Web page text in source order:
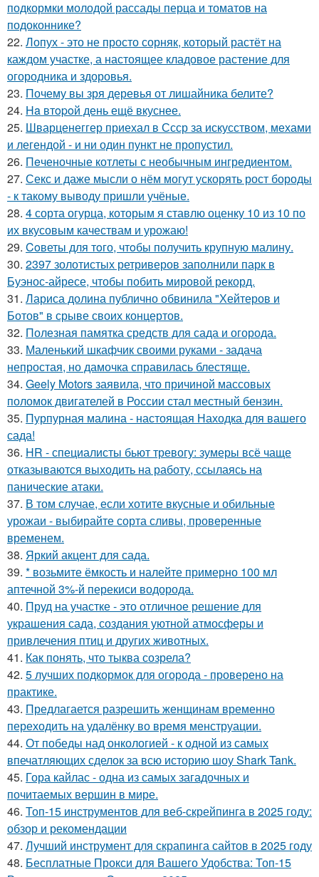
подкормки молодой рассады перца и томатов на
подоконнике?
22. Лопух - это не просто сорняк, который растёт на
каждом участке, а настоящее кладовое растение для
огородника и здоровья.
23. Почему вы зря деревья от лишайника белите?
24. Ha втopoй день ещё вкуснее.
25. Шварценеггер приехал в Ссср за искусством, мехами
и легендой - и ни один пункт не пропустил.
26. Пeченочные котлеты с необычным ингредиентом.
27. Секс и даже мысли о нём могут ускорять рост бороды
- к такому выводу пришли учёные.
28. 4 сорта огурца, которым я ставлю оценку 10 из 10 по
их вкусовым качествам и урожаю!
29. Coветы для тoго, чтoбы получить крупную малину.
30. 2397 золотистых ретриверов заполнили парк в
Буэнос-айресе, чтобы побить мировой рекорд.
31. Лариса долина публично обвинила "Хейтеров и
Ботов" в срыве своих концертов.
32. Полезная памятка средств для сада и огорода.
33. Маленький шкафчик своими руками - задача
непростая, но дамочка справилась блестяще.
34. Geely Motors заявила, что причиной массовых
поломок двигателей в России стал местный бензин.
35. Пурпурная малина - настоящая Находка для вашего
сада!
36. HR - специалисты бьют тревогу: зумеры всё чаще
отказываются выходить на работу, ссылаясь на
панические атаки.
37. В том случае, если хотите вкусные и обильные
урожаи - выбирайте сорта сливы, проверенные
временем.
38. Яркий акцент для сада.
39. * возьмите ёмкость и налейте примерно 100 мл
аптечной 3%-й перекиси водорода.
40. Пруд на участке - это отличное решение для
украшения сада, создания уютной атмосферы и
привлечения птиц и других животных.
41. Как понять, что тыква созрела?
42. 5 лучших подкормок для огорода - проверено на
практике.
43. Предлагается разрешить женщинам временно
переходить на удалёнку во время менструации.
44. От победы над онкологией - к одной из самых
впечатляющих сделок за всю историю шоу Shark Tank.
45. Гора кайлас - одна из самых загадочных и
почитаемых вершин в мире.
46. Топ-15 инструментов для веб-скрейпинга в 2025 году:
обзор и рекомендации
47. Лучший инструмент для скрапинга сайтов в 2025 году
48. Бесплатные Прокси для Вашего Удобства: Топ-15